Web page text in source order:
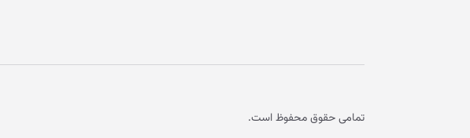
تمامی حقوق محفوظ است.